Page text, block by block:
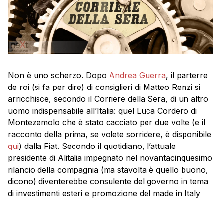
Non è uno scherzo. Dopo Andrea Guerra, il parterre
de roi (si fa per dire) di consiglieri di Matteo Renzi si
arricchisce, secondo il Corriere della Sera, di un altro
uomo indispensabile all’Italia: quel Luca Cordero di
Montezemolo che è stato cacciato per due volte (e il
racconto della prima, se volete sorridere, è disponibile
qui) dalla Fiat. Secondo il quotidiano, l’attuale
presidente di Alitalia impegnato nel novantacinquesimo
rilancio della compagnia (ma stavolta è quello buono,
dicono) diventerebbe consulente del governo in tema
di investimenti esteri e promozione del made in Italy